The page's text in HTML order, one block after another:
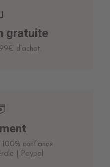
gratuite
d’achat.
100% confiance
| Paypal